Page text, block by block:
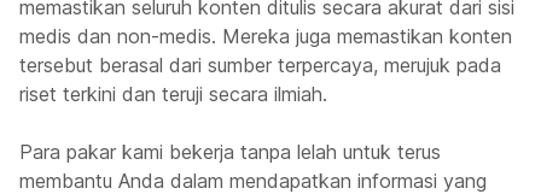
memastikan seluruh konten ditulis secara akurat dari sisi
medis dan non-medis. Mereka juga memastikan konten
tersebut berasal dari sumber terpercaya, merujuk pada
riset terkini dan teruji secara ilmiah.
Para pakar kami bekerja tanpa lelah untuk terus
membantu Anda dalam mendapatkan informasi yang